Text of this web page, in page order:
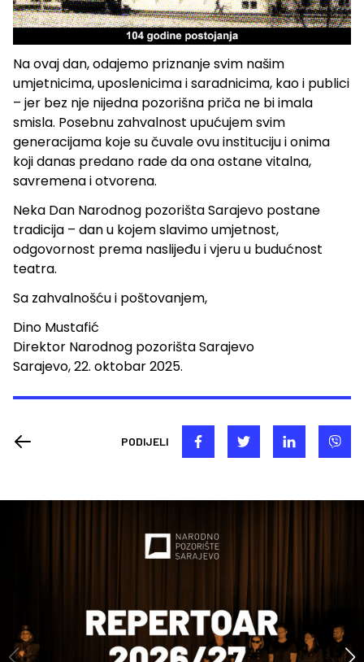
Na ovaj dan, odajemo priznanje svim našim
umjetnicima, uposlenicima i saradnicima, kao i publici
– jer bez nje nijedna pozorišna priča ne bi imala
smisla. Posebnu zahvalnost upućujem svim
generacijama koje su čuvale ovu instituciju i onima
koji danas predano rade da ona ostane vitalna,
savremena i otvorena.
Neka Dan Narodnog pozorišta Sarajevo postane
tradicija – dan u kojem slavimo umjetnost,
odgovornost prema naslijeđu i vjeru u budućnost
teatra.
Sa zahvalnošću i poštovanjem,
Dino Mustafić
Direktor Narodnog pozorišta Sarajevo
Sarajevo, 22. oktobar 2025.
PODIJELI